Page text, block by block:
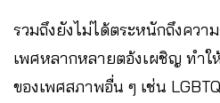
รวมถึงยังไม่ได้ตระหนักถึงควา
เพศหลากหลายตอ้งเผชิญ ทำใ
ของเพศสภาพอื่น ๆ เช่น